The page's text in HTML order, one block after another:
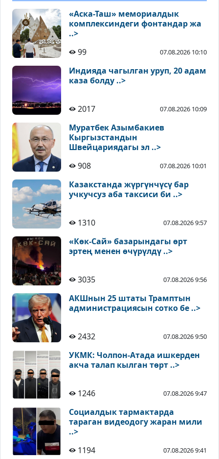
«Аска-Таш» мемориалдык
комплексиндеги фонтандар жа
..>
99
07.08.2026 10:10
Индияда чагылган уруп, 20 адам
каза болду ..>
2017 07.08.2026 10:09
Муратбек Азымбакиев
Кыргызстандын
Швейцариядагы эл ..>
908
07.08.2026 10:01
Казакстанда жүргүнчүсү бар
учкучсуз аба таксиси би ..>
1310 07.08.2026 9:57
«Көк-Сай» базарындагы өрт
эртең менен өчүрүлдү ..>
3035 07.08.2026 9:56
АКШнын 25 штаты Трамптын
администрациясын сотко бе ..>
2432 07.08.2026 9:50
УКМК: Чолпон-Атада ишкерден
акча талап кылган төрт ..>
1246 07.08.2026 9:47
Социалдык тармактарда
тараган видеодогу жаран мили
..>
1194
07.08.2026 9:41